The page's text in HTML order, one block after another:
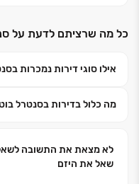
תעופה ועוד. מתחמי
ומתחמי לוגיסטיקה.
זכרון יעקב, חדרה,
החלה בביצוע פרויקטים
כל מה שרציתם לדעת על
אילו סוגי דירות נמכרות
מה כלול בדירות בסנטרל
לא מצאת את התשובה
שאל את היזם